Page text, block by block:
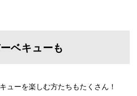
ベキューも
ューを楽しむ方たちもたくさん！